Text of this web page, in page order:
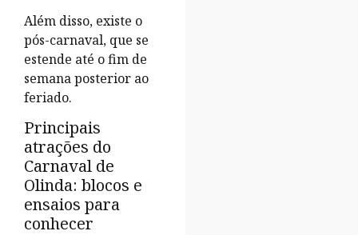
Além disso, existe o
pós-carnaval, que se
estende até o fim de
semana posterior ao
feriado.
Principais
atrações do
Carnaval de
Olinda: blocos e
ensaios para
conhecer